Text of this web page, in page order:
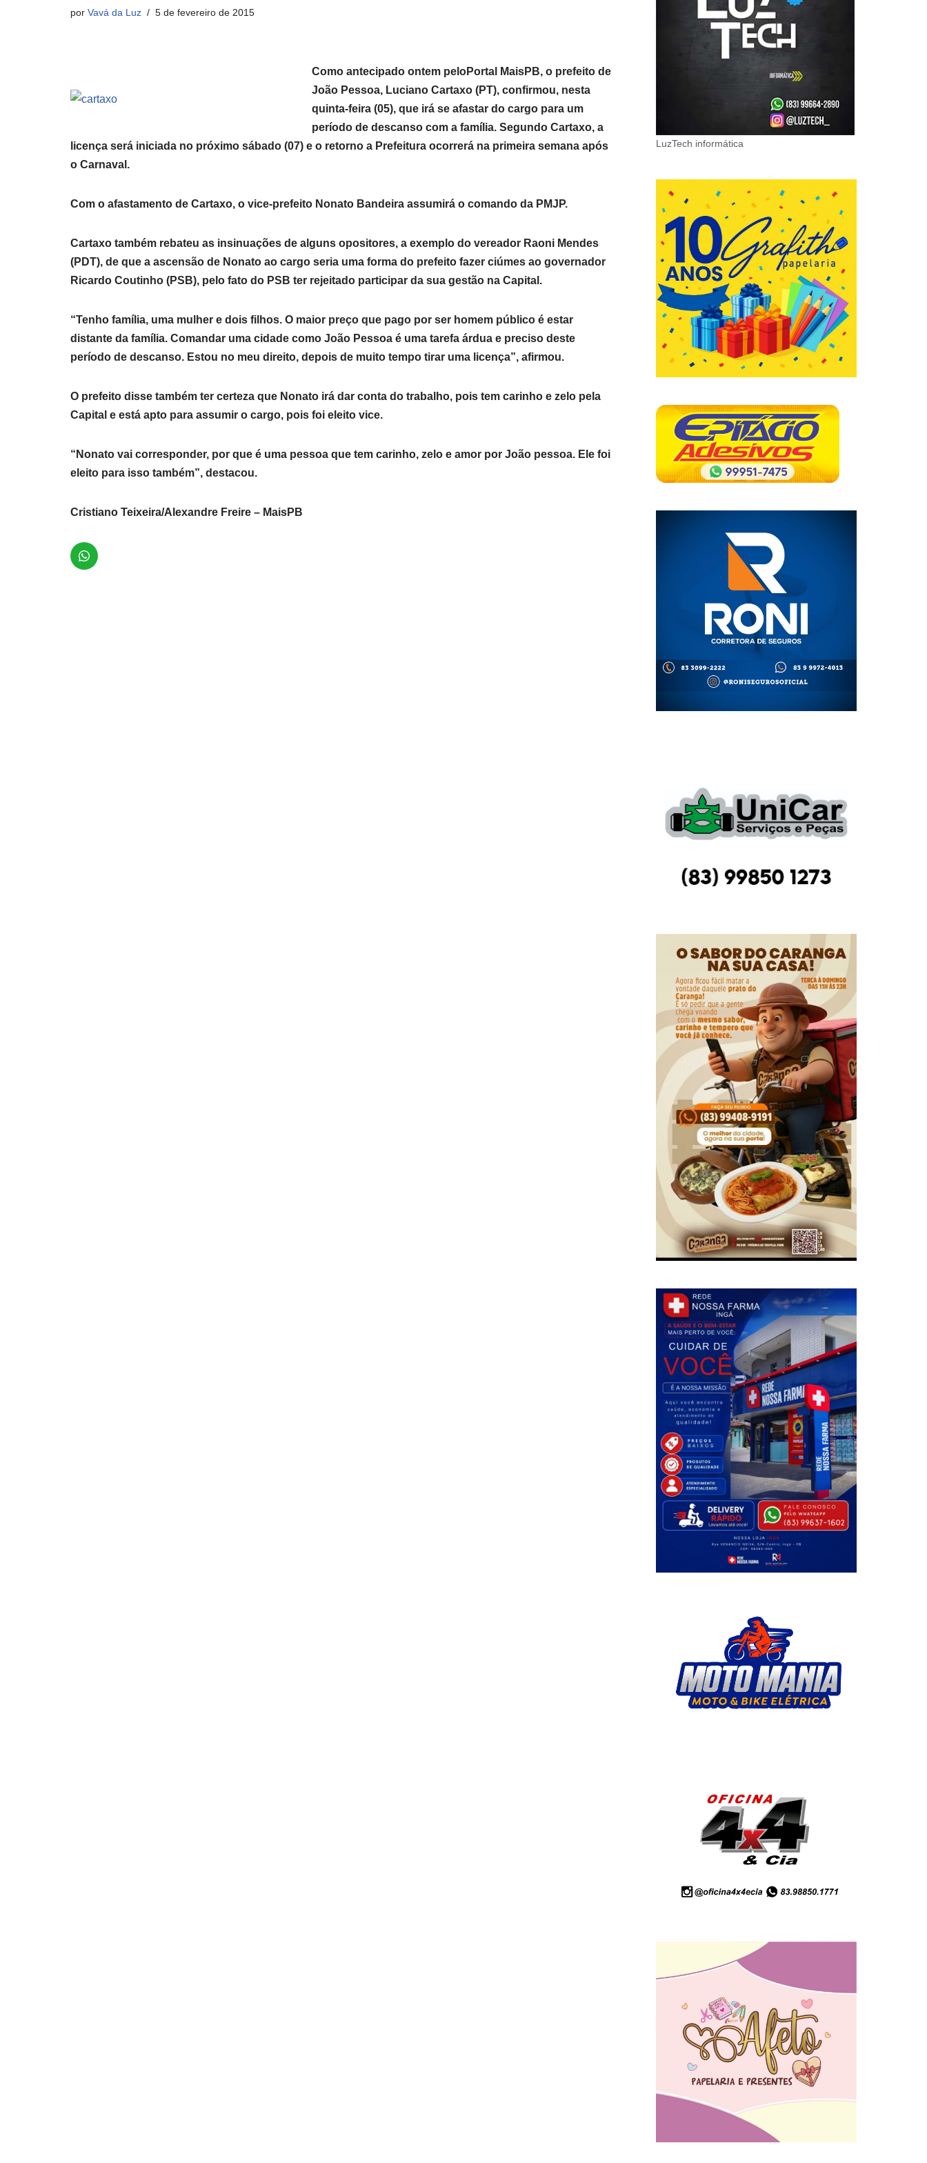
por Vavá da Luz 5 de fevereiro de 2015
Como antecipado ontem peloPortal MaisPB, o prefeito de
João Pessoa, Luciano Cartaxo (PT), confirmou, nesta
quinta-feira (05), que irá se afastar do cargo para um
período de descanso com a família. Segundo Cartaxo, a
licença será iniciada no próximo sábado (07) e o retorno a Prefeitura ocorrerá na primeira semana após
o Carnaval.
Com o afastamento de Cartaxo, o vice-prefeito Nonato Bandeira assumirá o comando da PMJP.
Cartaxo também rebateu as insinuações de alguns opositores, a exemplo do vereador Raoni Mendes
(PDT), de que a ascensão de Nonato ao cargo seria uma forma do prefeito fazer ciúmes ao governador
Ricardo Coutinho (PSB), pelo fato do PSB ter rejeitado participar da sua gestão na Capital.
“Tenho família, uma mulher e dois filhos. O maior preço que pago por ser homem público é estar
distante da família. Comandar uma cidade como João Pessoa é uma tarefa árdua e preciso deste
período de descanso. Estou no meu direito, depois de muito tempo tirar uma licença”, afirmou.
O prefeito disse também ter certeza que Nonato irá dar conta do trabalho, pois tem carinho e zelo pela
Capital e está apto para assumir o cargo, pois foi eleito vice.
“Nonato vai corresponder, por que é uma pessoa que tem carinho, zelo e amor por João pessoa. Ele foi
eleito para isso também”, destacou.
Cristiano Teixeira/Alexandre Freire – MaisPB
LuzTech informática